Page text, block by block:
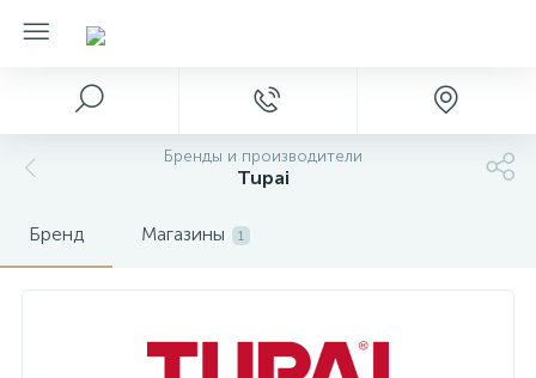
Бренды и производители
Tupai
Бренд Магазины 1